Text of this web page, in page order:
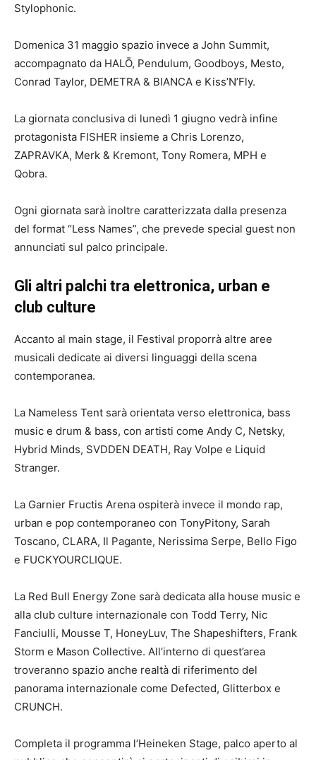
Stylophonic.
Domenica 31 maggio spazio invece a John Summit,
accompagnato da HALŌ, Pendulum, Goodboys, Mesto,
Conrad Taylor, DEMETRA & BIANCA e Kiss’N’Fly.
La giornata conclusiva di lunedì 1 giugno vedrà infine
protagonista FISHER insieme a Chris Lorenzo,
ZAPRAVKA, Merk & Kremont, Tony Romera, MPH e
Qobra.
Ogni giornata sarà inoltre caratterizzata dalla presenza
del format “Less Names”, che prevede special guest non
annunciati sul palco principale.
Gli altri palchi tra elettronica, urban e
club culture
Accanto al main stage, il Festival proporrà altre aree
musicali dedicate ai diversi linguaggi della scena
contemporanea.
La Nameless Tent sarà orientata verso elettronica, bass
music e drum & bass, con artisti come Andy C, Netsky,
Hybrid Minds, SVDDEN DEATH, Ray Volpe e Liquid
Stranger.
La Garnier Fructis Arena ospiterà invece il mondo rap,
urban e pop contemporaneo con TonyPitony, Sarah
Toscano, CLARA, Il Pagante, Nerissima Serpe, Bello Figo
e FUCKYOURCLIQUE.
La Red Bull Energy Zone sarà dedicata alla house music e
alla club culture internazionale con Todd Terry, Nic
Fanciulli, Mousse T, HoneyLuv, The Shapeshifters, Frank
Storm e Mason Collective. All’interno di quest’area
troveranno spazio anche realtà di riferimento del
panorama internazionale come Defected, Glitterbox e
CRUNCH.
Completa il programma l’Heineken Stage, palco aperto al